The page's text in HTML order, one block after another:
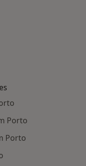
Porto
Porto